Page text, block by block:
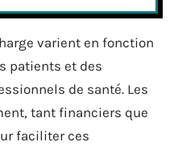
varient en fonction
patients et des
de santé. Les
tant financiers que
faciliter ces